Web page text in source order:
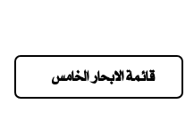
قائمة الابحار الخامس